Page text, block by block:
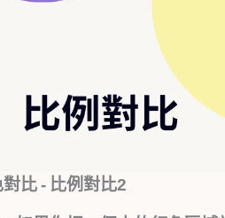
比 - 比例對比2